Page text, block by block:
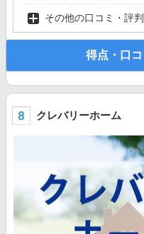
その他の口コミ・評判
得点・口
クレバリーホーム